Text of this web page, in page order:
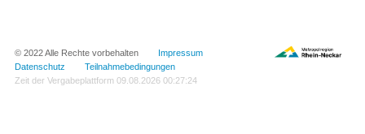
© 2022 Alle Rechte vorbehalten Impressum
Datenschutz
Teilnahmebedingungen
Zeit der Vergabeplattform 09.08.2026 00:27:24